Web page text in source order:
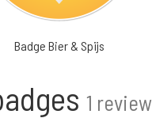
Badge Bier & Spijs
1 review